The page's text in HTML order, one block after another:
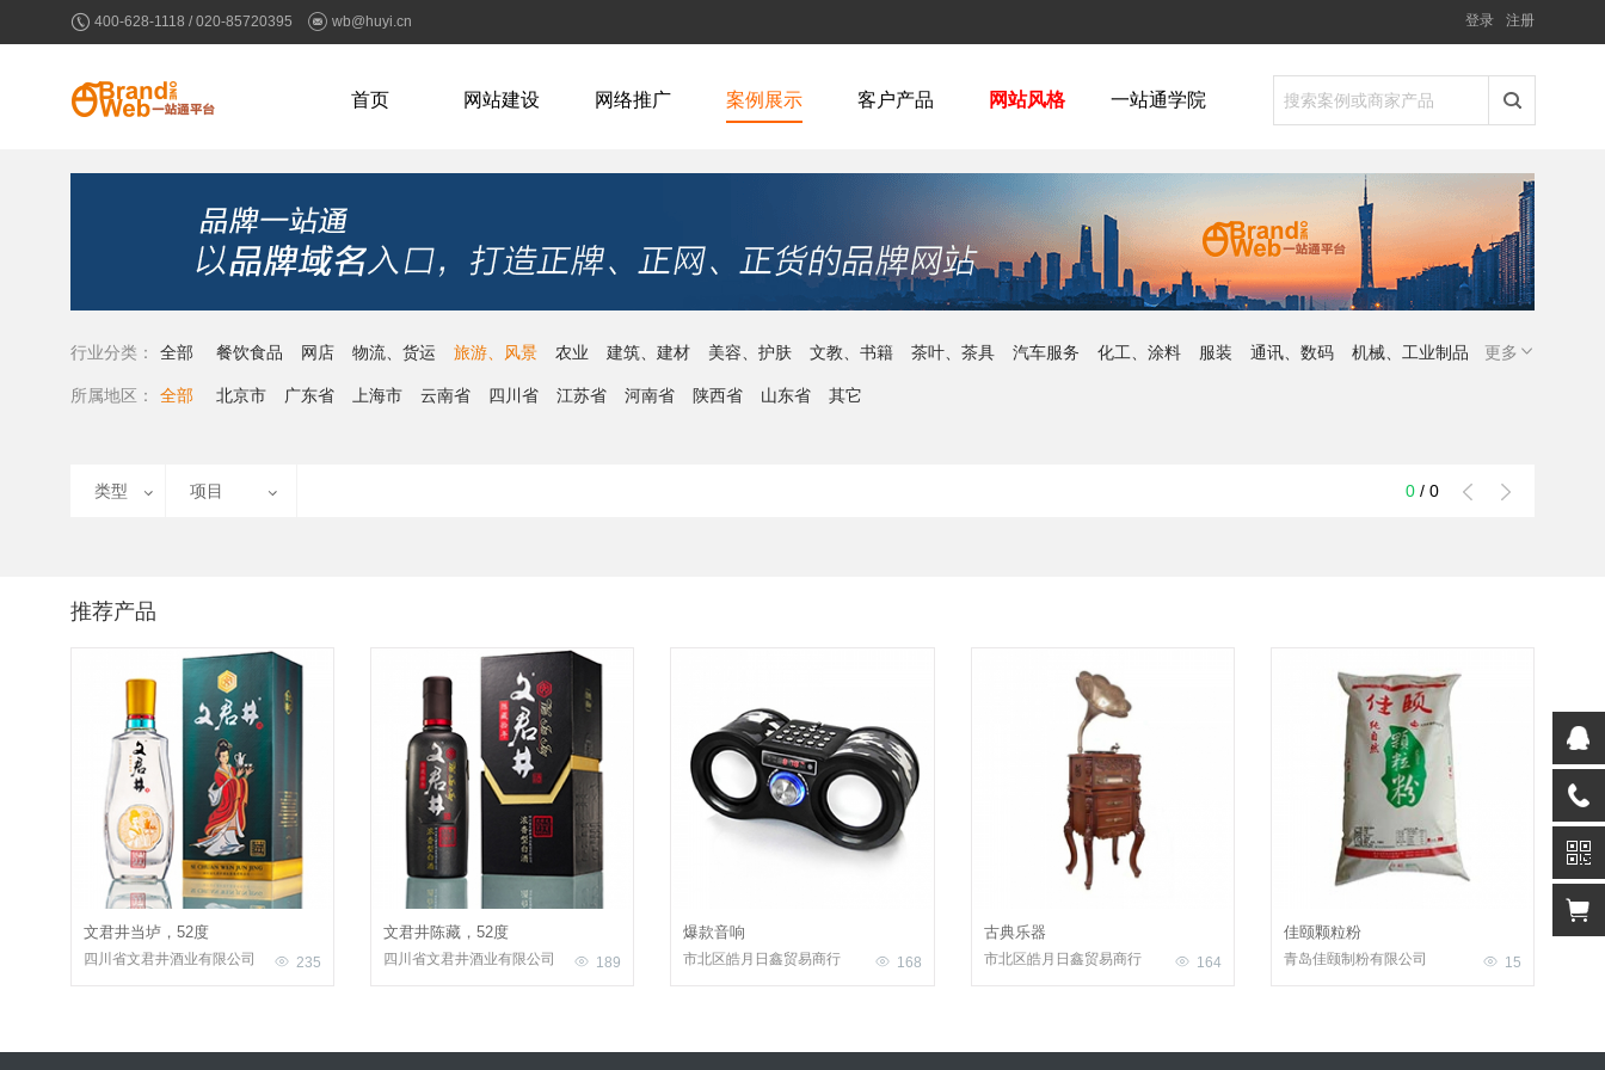
400-628-1118 / 020-85720395 wb@huyi.cn 登录 注册
首页 网站建设 网络推广 案例展示 客户产品 网站风格 一站通学院
行业分类： 全部 餐饮食品 网店 物流、货运 旅游、风景 农业 建筑、建材 美容、护肤 文教、书籍 茶叶、茶具 汽车服务 化工、涂料 服装 通讯、数码
机械、工业制品
家居
酿造、酒类、饮料 医疗、保健 家电、五金 其它 橡胶、塑料制品 环保
更多
所属地区： 全部 北京市 广东省 上海市 云南省 四川省 江苏省 河南省 陕西省 山东省 其它
类型 项目 0 / 0
推荐产品
文君井当垆，52度
四川省文君井酒业有限公司 235
文君井陈藏，52度
四川省文君井酒业有限公司 189
爆款音响
市北区皓月日鑫贸易商行 168
古典乐器
市北区皓月日鑫贸易商行 164
佳颐颗粒粉
青岛佳颐制粉有限公司 15